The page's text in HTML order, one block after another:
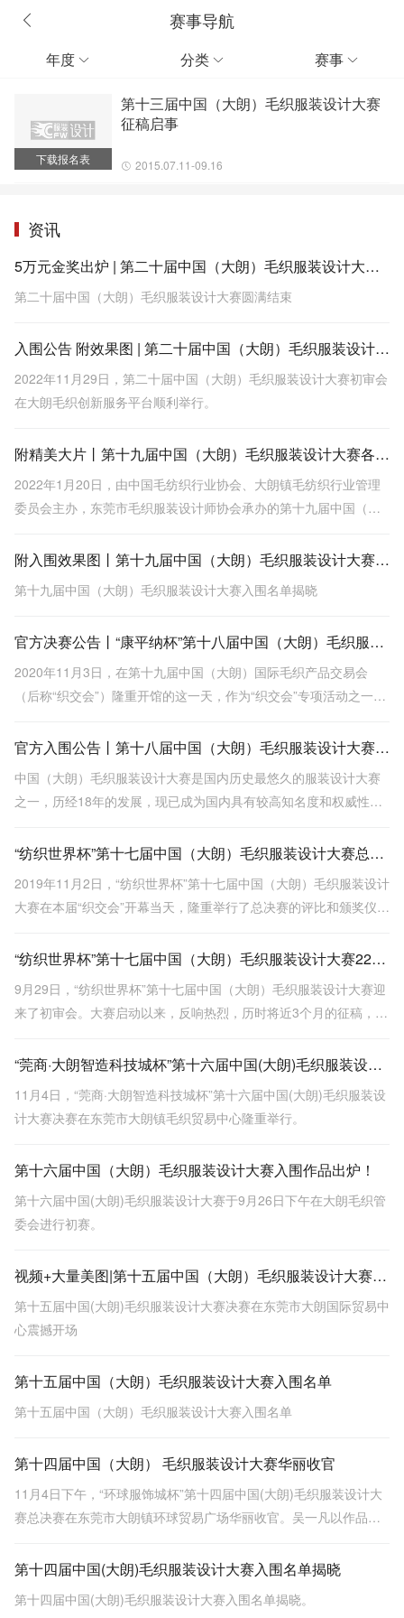
赛事导航
年度  分类  赛事 
下载报名表
第十三届中国（大朗）毛织服装设计大赛
征稿启事
2015.07.11-09.16
资讯
5万元金奖出炉 | 第二十届中国（大朗）毛织服装设计大赛圆满结束
第二十届中国（大朗）毛织服装设计大赛圆满结束
入围公告 附效果图 | 第二十届中国（大朗）毛织服装设计大赛入围名单出炉
2022年11月29日，第二十届中国（大朗）毛织服装设计大赛初审会
在大朗毛织创新服务平台顺利举行。
附精美大片丨第十九届中国（大朗）毛织服装设计大赛各大奖项出炉
2022年1月20日，由中国毛纺织行业协会、大朗镇毛纺织行业管理
委员会主办，东莞市毛织服装设计师协会承办的第十九届中国（大
附入围效果图丨第十九届中国（大朗）毛织服装设计大赛入围名单揭晓
第十九届中国（大朗）毛织服装设计大赛入围名单揭晓
官方决赛公告丨“康平纳杯”第十八届中国（大朗）毛织服装设计大赛总决赛圆满落幕
2020年11月3日，在第十九届中国（大朗）国际毛织产品交易会
（后称“织交会”）隆重开馆的这一天，作为“织交会”专项活动之一
毛织贸易中心盛大上演。
官方入围公告丨第十八届中国（大朗）毛织服装设计大赛20强新鲜出炉
中国（大朗）毛织服装设计大赛是国内历史最悠久的服装设计大赛
之一，历经18年的发展，现已成为国内具有较高知名度和权威性的
“纺织世界杯”第十七届中国（大朗）毛织服装设计大赛总决赛完美落幕
2019年11月2日，“纺织世界杯”第十七届中国（大朗）毛织服装设计
大赛在本届“织交会”开幕当天，隆重举行了总决赛的评比和颁奖仪
“纺织世界杯”第十七届中国（大朗）毛织服装设计大赛22强顺利诞生！
9月29日，“纺织世界杯”第十七届中国（大朗）毛织服装设计大赛迎
来了初审会。大赛启动以来，反响热烈，历时将近3个月的征稿，收
的815份稿件。
“莞商·大朗智造科技城杯”第十六届中国(大朗)毛织服装设计大赛决赛落幕
11月4日，“莞商·大朗智造科技城杯”第十六届中国(大朗)毛织服装设
计大赛决赛在东莞市大朗镇毛织贸易中心隆重举行。
第十六届中国（大朗）毛织服装设计大赛入围作品出炉！
第十六届中国(大朗)毛织服装设计大赛于9月26日下午在大朗毛织管
委会进行初赛。
视频+大量美图|第十五届中国（大朗）毛织服装设计大赛决赛震撼上演！
第十五届中国(大朗)毛织服装设计大赛决赛在东莞市大朗国际贸易中
心震撼开场
第十五届中国（大朗）毛织服装设计大赛入围名单
第十五届中国（大朗）毛织服装设计大赛入围名单
第十四届中国（大朗） 毛织服装设计大赛华丽收官
11月4日下午，“环球服饰城杯”第十四届中国(大朗)毛织服装设计大
赛总决赛在东莞市大朗镇环球贸易广场华丽收官。吴一凡以作品
第十四届中国(大朗)毛织服装设计大赛入围名单揭晓
第十四届中国(大朗)毛织服装设计大赛入围名单揭晓。